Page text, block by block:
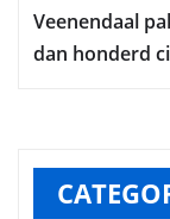
Veenendaal
dan honderd